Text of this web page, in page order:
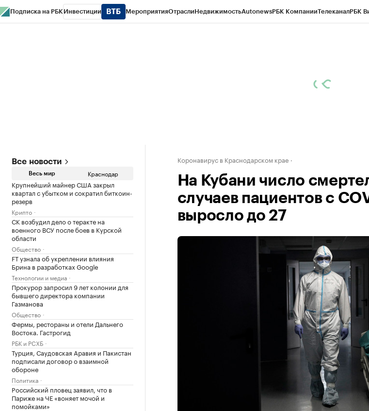
Подписка на РБК Инвестиции МероприятияОтраслиНедвижимостьAutonewsРБК КомпанииТелеканалРБК
Все новости
Весь мир Краснодар
Крупнейший майнер США закрыл
квартал с убытком и сократил биткоин-
резерв
Крипто
СК возбудил дело о теракте на
военного ВСУ после боев в Курской
области
Общество
FT узнала об укреплении влияния
Брина в разработках Google
Технологии и медиа
Прокурор запросил 9 лет колонии для
бывшего директора компании
Газманова
Общество
Фермы, рестораны и отели Дальнего
Востока. Гастрогид
РБК и РСХБ
Турция, Саудовская Аравия и Пакистан
подписали договор о взаимной
обороне
Политика
Российский пловец заявил, что в
Париже на ЧЕ «воняет мочой и
помойками»
Коронавирус в Краснодарском крае
На Кубани число
случаев пациентов с
выросло до 27